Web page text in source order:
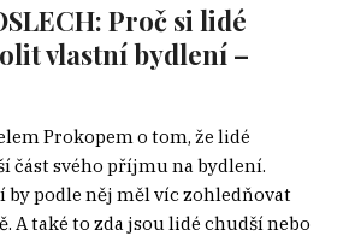
Proč si lidé
vlastní bydlení –
Prokopem o tom, že lidé
část svého příjmu na bydlení.
by podle něj měl víc zohledňovat
A také to zda jsou lidé chudší nebo